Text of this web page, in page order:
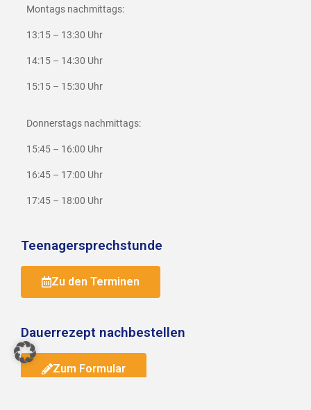
Montags nachmittags:
13:15 – 13:30 Uhr
14:15 – 14:30 Uhr
15:15 – 15:30 Uhr
Donnerstags nachmittags:
15:45 – 16:00 Uhr
16:45 – 17:00 Uhr
17:45 – 18:00 Uhr
Teenagersprechstunde
Zu den Terminen
Dauerrezept nachbestellen
Zum Formular